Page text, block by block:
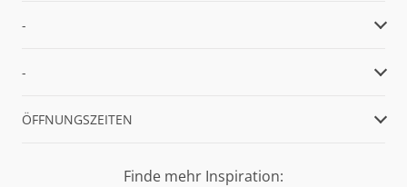
-
-
ÖFFNUNGSZEITEN
Finde mehr Inspiration: